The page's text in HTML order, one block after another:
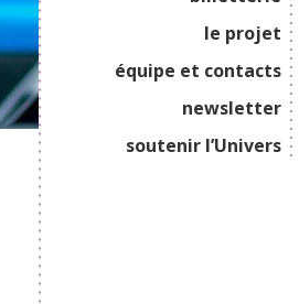
le projet
équipe et contacts
newsletter
soutenir l’Univers